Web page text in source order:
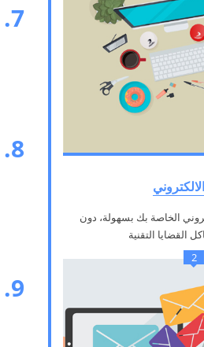
7.
8.
9.
الخاصة بك بسهولة، دون
القضايا التقنية
2